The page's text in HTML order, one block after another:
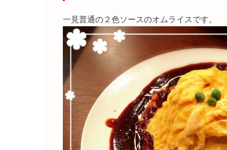
一見普通の２色ソースのオムライスです。